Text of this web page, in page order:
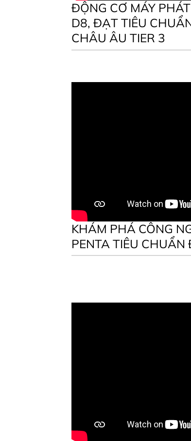
ĐỘNG CƠ MÁY
D8, ĐẠT TIÊU
CHÂU ÂU TIER 3
KHÁM PHÁ CÔNG
PENTA TIÊU